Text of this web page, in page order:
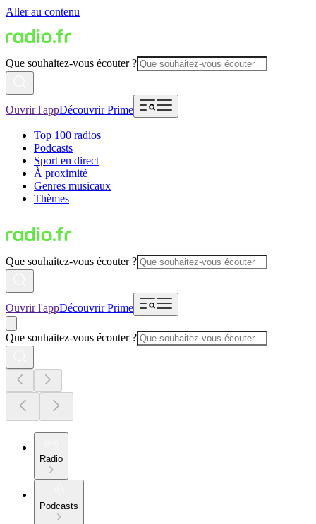
Aller au contenu
Que souhaitez-vous écouter ?
Ouvrir l'appDécouvrir Prime
Top 100 radios
Podcasts
Sport en direct
À proximité
Genres musicaux
Thèmes
Que souhaitez-vous écouter ?
Ouvrir l'appDécouvrir Prime
Que souhaitez-vous écouter ?
Radio
Podcasts